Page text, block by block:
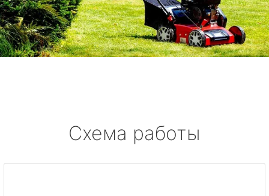
Схема работы